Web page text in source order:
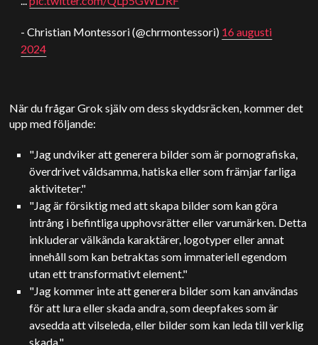
- Christian Montessori (@chrmontessori) 16 augusti
2024
När du frågar Grok själv om dess skyddsräcken, kommer det
upp med följande:
"Jag undviker att generera bilder som är pornografiska,
överdrivet våldsamma, hatiska eller som främjar farliga
aktiviteter."
"Jag är försiktig med att skapa bilder som kan göra
intrång i befintliga upphovsrätter eller varumärken. Detta
inkluderar välkända karaktärer, logotyper eller annat
innehåll som kan betraktas som immateriell egendom
utan ett transformativt element."
"Jag kommer inte att generera bilder som kan användas
för att lura eller skada andra, som deepfakes som är
avsedda att vilseleda, eller bilder som kan leda till verklig
skada."